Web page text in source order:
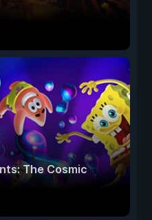
The Cosmic